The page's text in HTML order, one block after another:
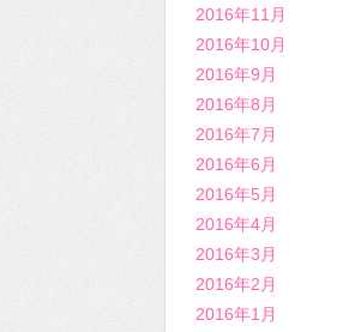
2016年11月
2016年10月
2016年9月
2016年8月
2016年7月
2016年6月
2016年5月
2016年4月
2016年3月
2016年2月
2016年1月